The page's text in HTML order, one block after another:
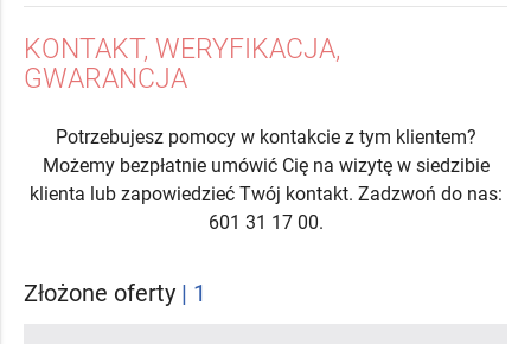
KONTAKT, WERYFIKACJA,
GWARANCJA
Potrzebujesz pomocy w kontakcie z tym klientem?
Możemy bezpłatnie umówić Cię na wizytę w siedzibie
klienta lub zapowiedzieć Twój kontakt. Zadzwoń do nas:
601 31 17 00.
Złożone oferty | 1